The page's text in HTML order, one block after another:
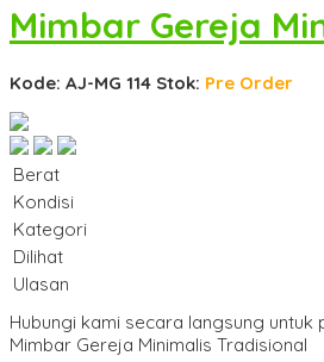
Mimbar Gereja
Kode: AJ-MG 114 Stok: Pre Order
Berat
Kondisi
Kategori
Dilihat
Ulasan
Hubungi kami secara langsung untuk
Mimbar Gereja Minimalis Tradisional